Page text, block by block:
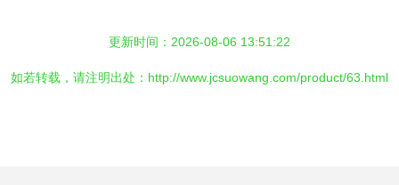
更新时间：2026-08-06 13:51:22
如若转载，请注明出处：http://www.jcsuowang.com/product/63.html